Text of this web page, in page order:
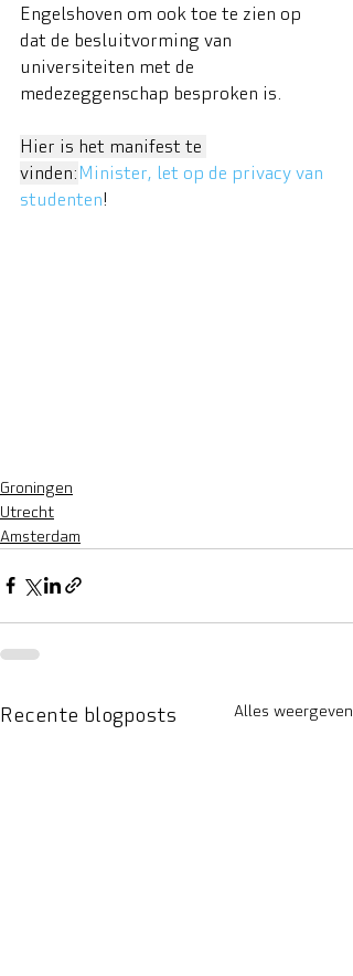
Engelshoven om ook toe te zien op
dat de besluitvorming van
universiteiten met de
medezeggenschap besproken is.
Hier is het manifest te
vinden:Minister, let op de privacy van
studenten!
Groningen
Utrecht
Amsterdam
Recente blogposts Alles weergeven